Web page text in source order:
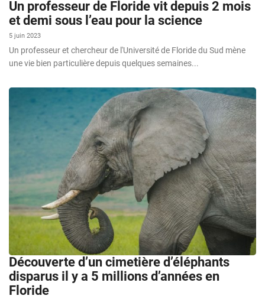
Un professeur de Floride vit depuis 2 mois
et demi sous l’eau pour la science
5 juin 2023
Un professeur et chercheur de l'Université de Floride du Sud mène
une vie bien particulière depuis quelques semaines...
Découverte d’un cimetière d’éléphants
disparus il y a 5 millions d’années en
Floride